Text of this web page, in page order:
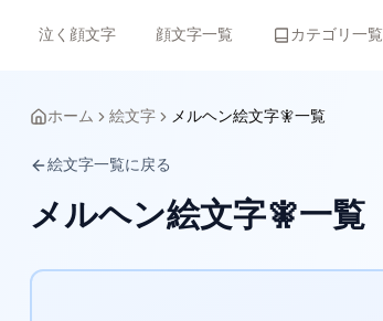
泣く顔文字 顔文字一覧 カテゴリ一覧
ホーム 絵文字 メルヘン絵文字🧚一覧
絵文字一覧に戻る
メルヘン絵文字🧚一覧